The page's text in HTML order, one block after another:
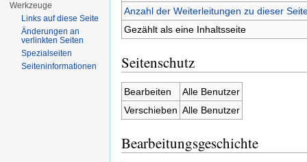
Anzahl der Weiterleitungen zu dieser
Gezählt als eine Inhaltsseite
Seitenschutz
Bearbeiten
Alle Benutzer
Verschieben Alle Benutzer
Bearbeitungsgeschichte
Werkzeuge
Links auf diese Seite
Änderungen an
verlinkten Seiten
Spezialseiten
Seiteninformationen